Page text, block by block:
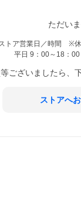
ただい
トア営業日／時間 ※休
平日 9：00～18：00
ございましたら、
ストアへ